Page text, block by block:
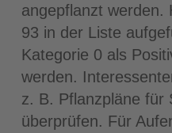
angepflanzt werden.
93 in der Liste
Kategorie 0 als
werden.
z. B. Pflanzpläne für
überprüfen. Für